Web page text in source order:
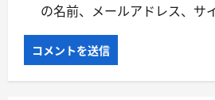
の名前、メールアドレス、サ